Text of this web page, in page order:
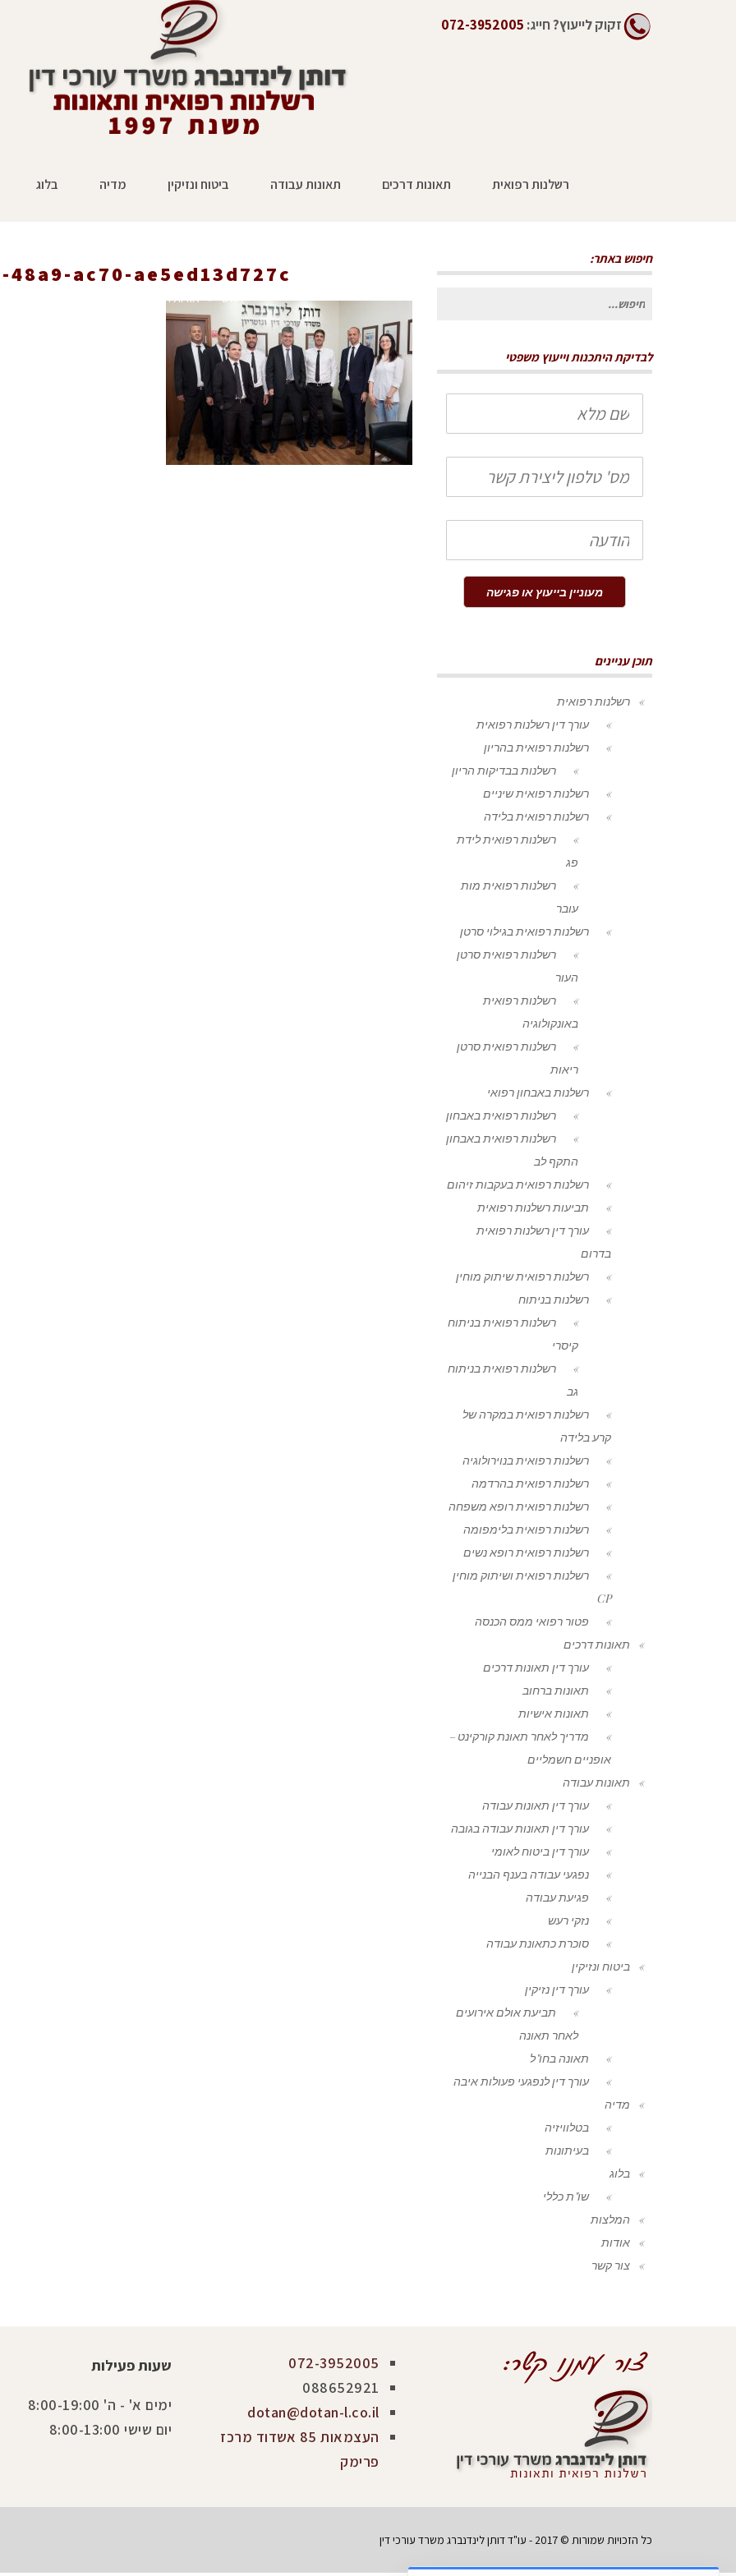
זקוק לייעוץ?חייג: 072-3952005
רשלנות רפואית תאונות דרכים תאונות עבודה ביטוח ונזיקין מדיה בלוג
ראשי » אודות המשרד
48a9-ac70-ae5ed13d727c
חיפוש באתר:
חיפוש
לבדיקת היתכנות וייעוץ משפטי
שם
מלא
טלפון
הודעה
מעוניין בייעוץ או פגישה
תוכן עניינים
רשלנות רפואית
עורך דין רשלנות רפואית
רשלנות רפואית בהריון
רשלנות בבדיקות הריון
רשלנות רפואית שיניים
רשלנות רפואית בלידה
רשלנות רפואית לידת
פג
רשלנות רפואית מות
עובר
רשלנות רפואית בגילוי סרטן
רשלנות רפואית סרטן
העור
רשלנות רפואית
באונקולוגיה
רשלנות רפואית סרטן
ריאות
רשלנות באבחון רפואי
רשלנות רפואית באבחון
רשלנות רפואית באבחון
התקף לב
רשלנות רפואית בעקבות זיהום
תביעות רשלנות רפואית
עורך דין רשלנות רפואית
בדרום
רשלנות רפואית שיתוק מוחין
רשלנות בניתוח
רשלנות רפואית בניתוח
קיסרי
רשלנות רפואית בניתוח
גב
רשלנות רפואית במקרה של
קרע בלידה
רשלנות רפואית בנוירולוגיה
רשלנות רפואית בהרדמה
רשלנות רפואית רופא משפחה
רשלנות רפואית בלימפומה
רשלנות רפואית רופא נשים
רשלנות רפואית ושיתוק מוחין
CP
פטור רפואי ממס הכנסה
תאונות דרכים
עורך דין תאונות דרכים
תאונות ברחוב
תאונות אישיות
מדריך לאחר תאונת קורקינט –
אופניים חשמליים
תאונות עבודה
עורך דין תאונות עבודה
עורך דין תאונות עבודה בגובה
עורך דין ביטוח לאומי
נפגעי עבודה בענף הבנייה
פגיעת עבודה
נזקי רעש
סוכרת כתאונת עבודה
ביטוח ונזיקין
עורך דין נזיקין
תביעת אולם אירועים
לאחר תאונה
תאונה בחו"ל
עורך דין לנפגעי פעולות איבה
מדיה
בטלוויזיה
בעיתונות
בלוג
שו"ת כללי
המלצות
אודות
צור קשר
072-3952005
088652921
dotan@dotan-l.co.il
העצמאות 85 אשדוד מרכז
פרימק
שעות פעילות
ימים א' - ה' 8:00-19:00
יום שישי 8:00-13:00
כל הזכויות שמורות © 2017 - עו"ד דותן לינדנברג משרד עורכי דין